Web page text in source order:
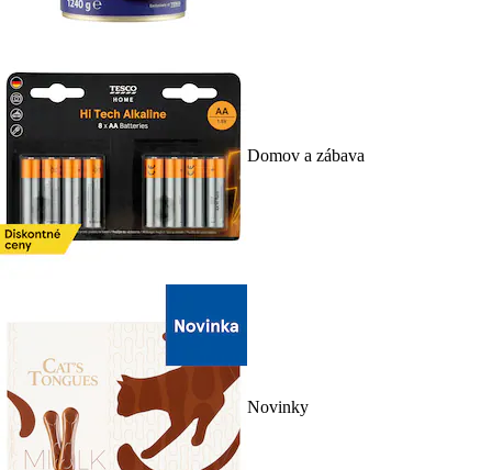
Domov a zábava
Novinky